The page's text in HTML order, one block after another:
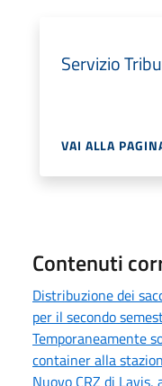
Servizio
VAI ALLA
Contenuti
Distribuzione dei
per il secondo
Temporaneamente
container alla
Nuovo CRZ di